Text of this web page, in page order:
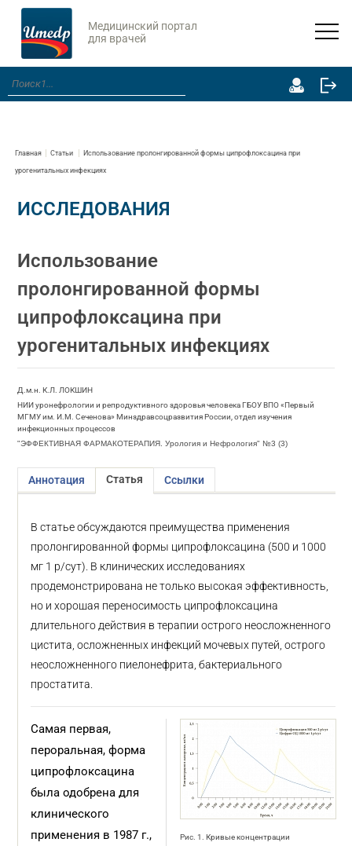
Медицинский портал
для врачей
Главная Статьи Использование пролонгированной формы ципрофлоксацина при
урогенитальных инфекциях
ИССЛЕДОВАНИЯ
Использование
пролонгированной формы
ципрофлоксацина при
урогенитальных инфекциях
Д.м.н. К.Л. ЛОКШИН
НИИ уронефрологии и репродуктивного здоровья человека ГБОУ ВПО «Первый
МГМУ им. И.М. Сеченова» Минздравсоцразвития России, отдел изучения
инфекционных процессов
"ЭФФЕКТИВНАЯ ФАРМАКОТЕРАПИЯ. Урология и Нефрология" №3 (3)
Аннотация Статья Ссылки
В статье обсуждаются преимущества применения
пролонгированной формы ципрофлоксацина (500 и 1000
мг 1 р/сут). В клинических исследованиях
продемонстрирована не только высокая эффективность,
но и хорошая переносимость ципрофлоксацина
длительного действия в терапии острого неосложненного
цистита, осложненных инфекций мочевых путей, острого
неосложненного пиелонефрита, бактериального
простатита.
Рис. 1. Кривые концентрации
Самая первая,
пероральная, форма
ципрофлоксацина
была одобрена для
клинического
применения в 1987 г.,